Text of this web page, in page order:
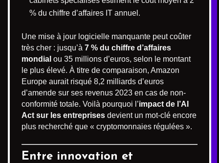
% du chiffre d’affaires IT annuel.
Une mise à jour logicielle manquante peut coûter
très cher : jusqu’à 7 % du chiffre d’affaires
mondial ou 35 millions d’euros, selon le montant
le plus élevé. À titre de comparaison, Amazon
Europe aurait risqué 8,2 milliards d’euros
d’amende sur ses revenus 2023 en cas de non-
conformité totale. Voilà pourquoi l’impact de l’AI
Act sur les entreprises devient un mot-clé encore
plus recherché que « cryptomonnaies régulées ».
Entre innovation et